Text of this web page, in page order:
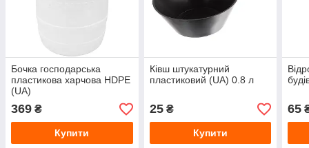
Бочка господарська
пластикова харчова HDPE
(UA)
369 ₴
Купити
Ківш штукатурний
пластиковий (UA) 0.8 л
25₴
Купити
65